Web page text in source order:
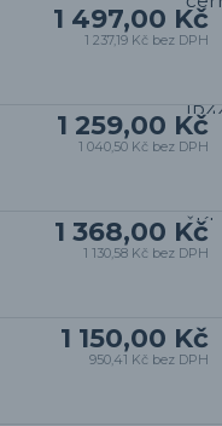
1 497,00 Kč
1 237,19 Kč bez DPH
1 259,00 Kč
1 040,50 Kč bez DPH
1 368,00 Kč
1 130,58 Kč bez DPH
1 150,00 Kč
950,41 Kč bez DPH